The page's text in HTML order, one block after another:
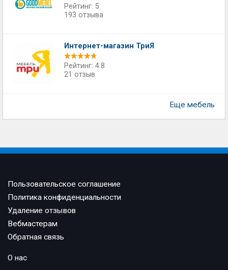
Рейтинг: 5
193 отзыва
Интернет-магазин ТриЯ
Рейтинг: 4.8
21 отзыв
Еще мебель
Пользовательское соглашение
Политика конфиденциальности
Удаление отзывов
Вебмастерам
Обратная связь
О нас